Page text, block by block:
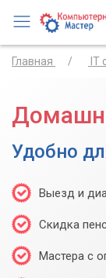
Главная IT
Удобно
Выезд и
Скидка
Мастера с